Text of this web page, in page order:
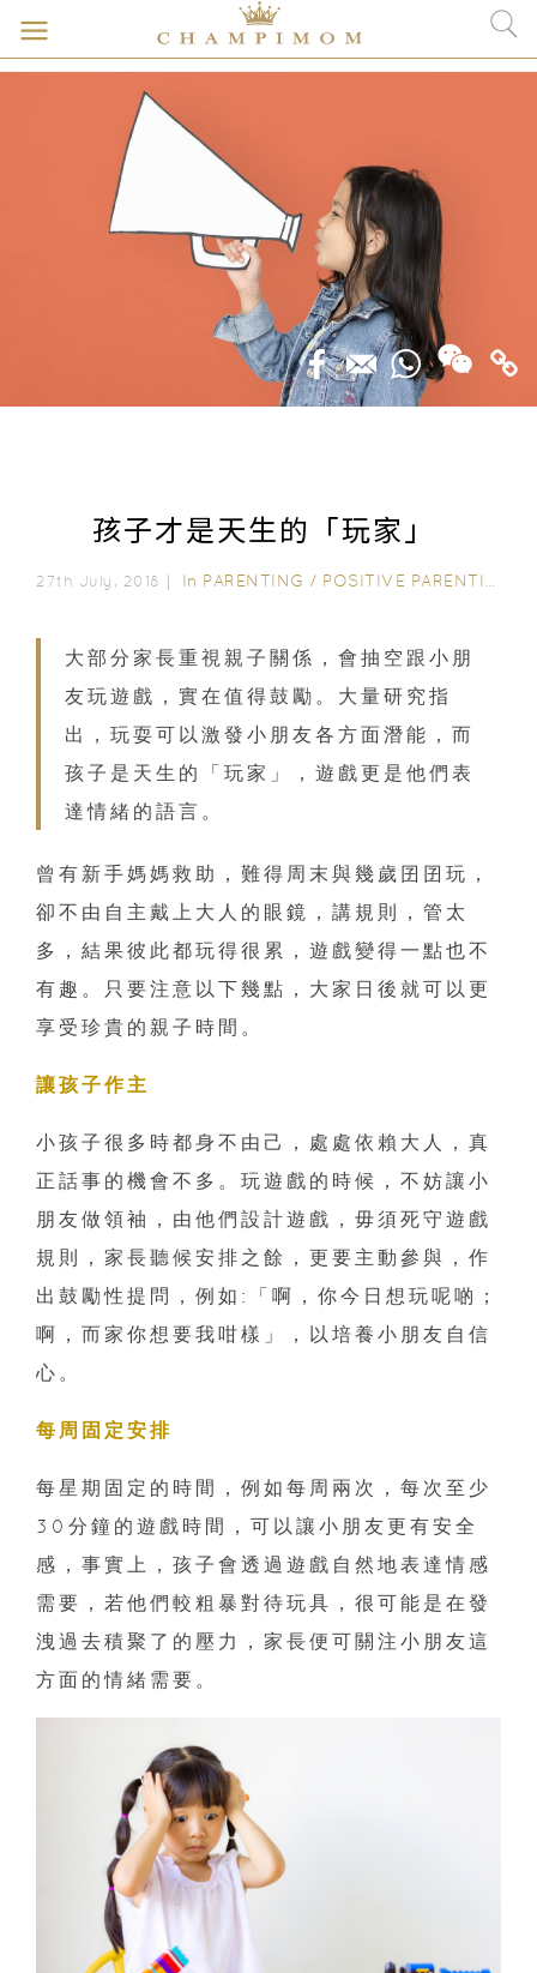
孩子才是天生的「玩家」
27th July, 2018｜ In PARENTING / POSITIVE PARENTING
大部分家長重視親子關係，會抽空跟小朋
友玩遊戲，實在值得鼓勵。大量研究指
出，玩耍可以激發小朋友各方面潛能，而
孩子是天生的「玩家」，遊戲更是他們表
達情緒的語言。
曾有新手媽媽救助，難得周末與幾歲囝囝玩，
卻不由自主戴上大人的眼鏡，講規則，管太
多，結果彼此都玩得很累，遊戲變得一點也不
有趣。只要注意以下幾點，大家日後就可以更
享受珍貴的親子時間。
讓孩子作主
小孩子很多時都身不由己，處處依賴大人，真
正話事的機會不多。玩遊戲的時候，不妨讓小
朋友做領袖，由他們設計遊戲，毋須死守遊戲
規則，家長聽候安排之餘，更要主動參與，作
出鼓勵性提問，例如:「啊，你今日想玩呢啲；
啊，而家你想要我咁樣」，以培養小朋友自信
心。
每周固定安排
每星期固定的時間，例如每周兩次，每次至少
30分鐘的遊戲時間，可以讓小朋友更有安全
感，事實上，孩子會透過遊戲自然地表達情感
需要，若他們較粗暴對待玩具，很可能是在發
洩過去積聚了的壓力，家長便可關注小朋友這
方面的情緒需要。